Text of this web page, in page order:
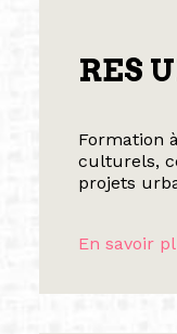
RES
Formation
culturels,
projets
En savoir